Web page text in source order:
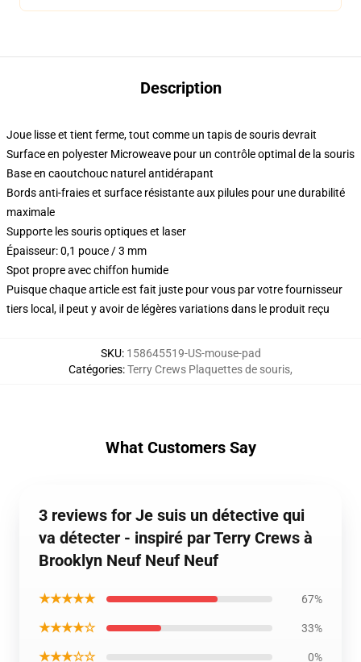
Description
Joue lisse et tient ferme, tout comme un tapis de souris devrait
Surface en polyester Microweave pour un contrôle optimal de la souris
Base en caoutchouc naturel antidérapant
Bords anti-fraies et surface résistante aux pilules pour une durabilité
maximale
Supporte les souris optiques et laser
Épaisseur: 0,1 pouce / 3 mm
Spot propre avec chiffon humide
Puisque chaque article est fait juste pour vous par votre fournisseur
tiers local, il peut y avoir de légères variations dans le produit reçu
SKU: 158645519-US-mouse-pad
Catégories:Terry Crews Plaquettes de souris,
What Customers Say
3 reviews for Je suis un détective qui
va détecter - inspiré par Terry Crews à
Brooklyn Neuf Neuf Neuf
★★★★★ 67%
★★★★☆ 33%
★★★☆☆ 0%